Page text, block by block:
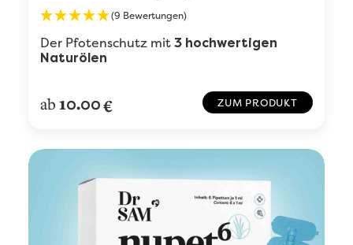
(9 Bewertungen)
Der Pfotenschutz mit 3 hochwertigen
Naturölen
ab10.00€ ZUM PRODUKT